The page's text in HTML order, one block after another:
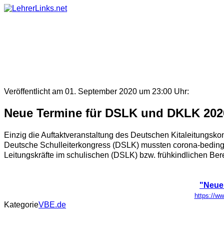
Skip
Veröffentlicht am 01. September 2020 um 23:00 Uhr:
Neue Termine für DSLK und DKLK
Einzig die Auftaktveranstaltung des Deutschen
Deutsche Schulleiterkongress (DSLK) mussten corona-
Leitungskräfte im schulischen (DSLK) bzw. frühkindlichen
https://
KategorieVBE.de